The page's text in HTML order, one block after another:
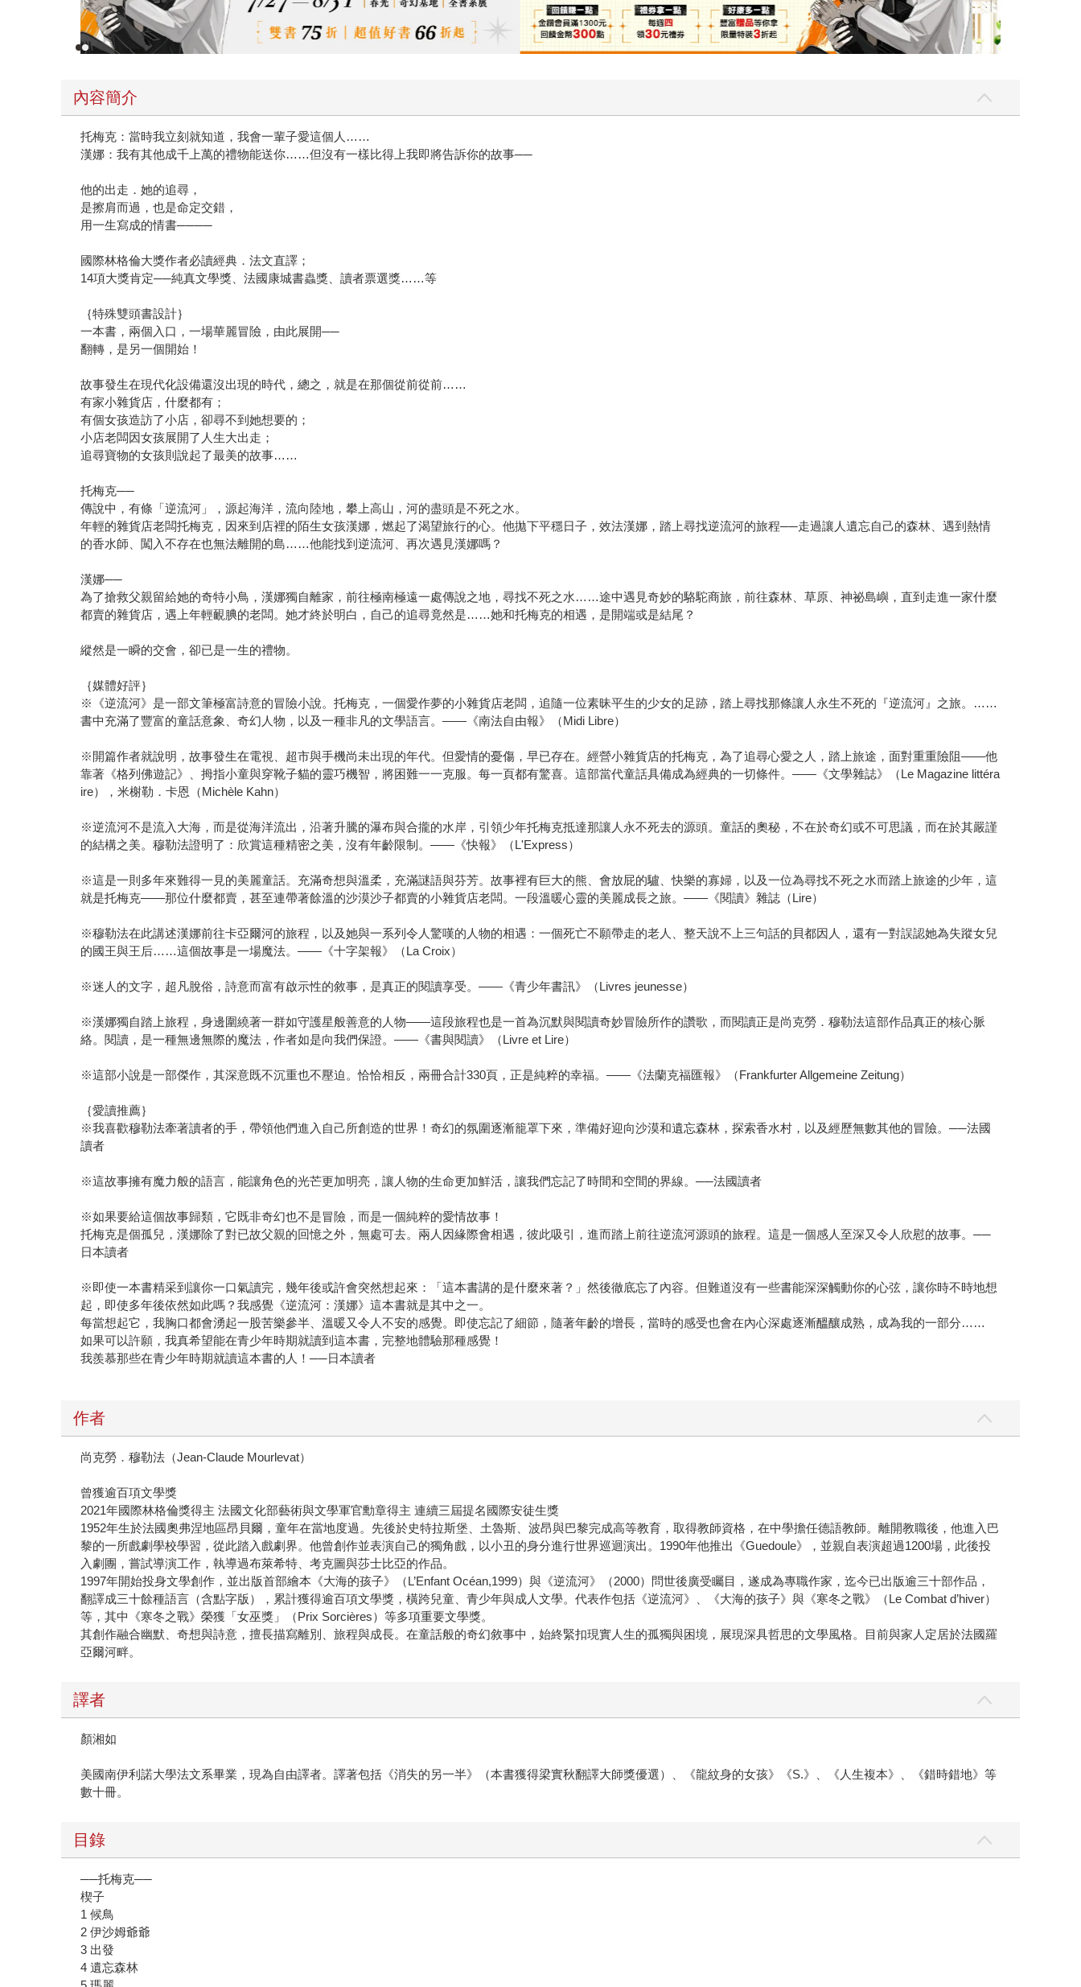
內容簡介
托梅克：當時我立刻就知道，我會一輩子愛這個人……
漢娜：我有其他成千上萬的禮物能送你……但沒有一樣比得上我即將告訴你的故事──
他的出走．她的追尋，
是擦肩而過，也是命定交錯，
用一生寫成的情書────
國際林格倫大獎作者必讀經典．法文直譯；
14項大獎肯定──純真文學獎、法國康城書蟲獎、讀者票選獎……等
｛特殊雙頭書設計｝
一本書，兩個入口，一場華麗冒險，由此展開──
翻轉，是另一個開始！
故事發生在現代化設備還沒出現的時代，總之，就是在那個從前從前……
有家小雜貨店，什麼都有；
有個女孩造訪了小店，卻尋不到她想要的；
小店老闆因女孩展開了人生大出走；
追尋寶物的女孩則說起了最美的故事……
托梅克──
傳說中，有條「逆流河」，源起海洋，流向陸地，攀上高山，河的盡頭是不死之水。
年輕的雜貨店老闆托梅克，因來到店裡的陌生女孩漢娜，燃起了渴望旅行的心。他拋下平穩日子，效法漢娜，踏上尋找逆流河的旅程──走過讓人遺忘自己的森林、遇到熱情
的香水師、闖入不存在也無法離開的島……他能找到逆流河、再次遇見漢娜嗎？
漢娜──
為了搶救父親留給她的奇特小鳥，漢娜獨自離家，前往極南極遠一處傳說之地，尋找不死之水……途中遇見奇妙的駱駝商旅，前往森林、草原、神祕島嶼，直到走進一家什麼
都賣的雜貨店，遇上年輕靦腆的老闆。她才終於明白，自己的追尋竟然是……她和托梅克的相遇，是開端或是結尾？
縱然是一瞬的交會，卻已是一生的禮物。
｛媒體好評｝
※《逆流河》是一部文筆極富詩意的冒險小說。托梅克，一個愛作夢的小雜貨店老闆，追隨一位素昧平生的少女的足跡，踏上尋找那條讓人永生不死的『逆流河』之旅。……
書中充滿了豐富的童話意象、奇幻人物，以及一種非凡的文學語言。——《南法自由報》（Midi Libre）
※開篇作者就說明，故事發生在電視、超市與手機尚未出現的年代。但愛情的憂傷，早已存在。經營小雜貨店的托梅克，為了追尋心愛之人，踏上旅途，面對重重險阻——他
靠著《格列佛遊記》、拇指小童與穿靴子貓的靈巧機智，將困難一一克服。每一頁都有驚喜。這部當代童話具備成為經典的一切條件。——《文學雜誌》（Le Magazine littéra
ire），米榭勒．卡恩（Michèle Kahn）
※逆流河不是流入大海，而是從海洋流出，沿著升騰的瀑布與合攏的水岸，引領少年托梅克抵達那讓人永不死去的源頭。童話的奧秘，不在於奇幻或不可思議，而在於其嚴謹
的結構之美。穆勒法證明了：欣賞這種精密之美，沒有年齡限制。——《快報》（L'Express）
※這是一則多年來難得一見的美麗童話。充滿奇想與溫柔，充滿謎語與芬芳。故事裡有巨大的熊、會放屁的驢、快樂的寡婦，以及一位為尋找不死之水而踏上旅途的少年，這
就是托梅克——那位什麼都賣，甚至連帶著餘溫的沙漠沙子都賣的小雜貨店老闆。一段溫暖心靈的美麗成長之旅。——《閱讀》雜誌（Lire）
※穆勒法在此講述漢娜前往卡亞爾河的旅程，以及她與一系列令人驚嘆的人物的相遇：一個死亡不願帶走的老人、整天說不上三句話的貝都因人，還有一對誤認她為失蹤女兒
的國王與王后……這個故事是一場魔法。——《十字架報》（La Croix）
※迷人的文字，超凡脫俗，詩意而富有啟示性的敘事，是真正的閱讀享受。——《青少年書訊》（Livres jeunesse）
※漢娜獨自踏上旅程，身邊圍繞著一群如守護星般善意的人物——這段旅程也是一首為沉默與閱讀奇妙冒險所作的讚歌，而閱讀正是尚克勞．穆勒法這部作品真正的核心脈
絡。閱讀，是一種無邊無際的魔法，作者如是向我們保證。——《書與閱讀》（Livre et Lire）
※這部小說是一部傑作，其深意既不沉重也不壓迫。恰恰相反，兩冊合計330頁，正是純粹的幸福。——《法蘭克福匯報》（Frankfurter Allgemeine Zeitung）
｛愛讀推薦｝
※我喜歡穆勒法牽著讀者的手，帶領他們進入自己所創造的世界！奇幻的氛圍逐漸籠罩下來，準備好迎向沙漠和遺忘森林，探索香水村，以及經歷無數其他的冒險。──法國
讀者
※這故事擁有魔力般的語言，能讓角色的光芒更加明亮，讓人物的生命更加鮮活，讓我們忘記了時間和空間的界線。──法國讀者
※如果要給這個故事歸類，它既非奇幻也不是冒險，而是一個純粹的愛情故事！
托梅克是個孤兒，漢娜除了對已故父親的回憶之外，無處可去。兩人因緣際會相遇，彼此吸引，進而踏上前往逆流河源頭的旅程。這是一個感人至深又令人欣慰的故事。──
日本讀者
※即使一本書精采到讓你一口氣讀完，幾年後或許會突然想起來：「這本書講的是什麼來著？」然後徹底忘了內容。但難道沒有一些書能深深觸動你的心弦，讓你時不時地想
起，即使多年後依然如此嗎？我感覺《逆流河：漢娜》這本書就是其中之一。
每當想起它，我胸口都會湧起一股苦樂參半、溫暖又令人不安的感覺。即使忘記了細節，隨著年齡的增長，當時的感受也會在內心深處逐漸醞釀成熟，成為我的一部分……
如果可以許願，我真希望能在青少年時期就讀到這本書，完整地體驗那種感覺！
我羨慕那些在青少年時期就讀這本書的人！──日本讀者
作者
尚克勞．穆勒法（Jean-Claude Mourlevat）
曾獲逾百項文學獎
2021年國際林格倫獎得主 法國文化部藝術與文學軍官勳章得主 連續三屆提名國際安徒生獎
1952年生於法國奧弗涅地區昂貝爾，童年在當地度過。先後於史特拉斯堡、土魯斯、波昂與巴黎完成高等教育，取得教師資格，在中學擔任德語教師。離開教職後，他進入巴
黎的一所戲劇學校學習，從此踏入戲劇界。他曾創作並表演自己的獨角戲，以小丑的身分進行世界巡迴演出。1990年他推出《Guedoule》，並親自表演超過1200場，此後投
入劇團，嘗試導演工作，執導過布萊希特、考克圖與莎士比亞的作品。
1997年開始投身文學創作，並出版首部繪本《大海的孩子》（L’Enfant Océan,1999）與《逆流河》（2000）問世後廣受矚目，遂成為專職作家，迄今已出版逾三十部作品，
翻譯成三十餘種語言（含點字版），累計獲得逾百項文學獎，橫跨兒童、青少年與成人文學。代表作包括《逆流河》、《大海的孩子》與《寒冬之戰》（Le Combat d’hiver）
等，其中《寒冬之戰》榮獲「女巫獎」（Prix Sorcières）等多項重要文學獎。
其創作融合幽默、奇想與詩意，擅長描寫離別、旅程與成長。在童話般的奇幻敘事中，始終緊扣現實人生的孤獨與困境，展現深具哲思的文學風格。目前與家人定居於法國羅
亞爾河畔。
譯者
顏湘如
美國南伊利諾大學法文系畢業，現為自由譯者。譯著包括《消失的另一半》（本書獲得梁實秋翻譯大師獎優選）、《龍紋身的女孩》《S.》、《人生複本》、《錯時錯地》等
數十冊。
目錄
──托梅克──
楔子
1 候鳥
2 伊沙姆爺爺
3 出發
4 遺忘森林